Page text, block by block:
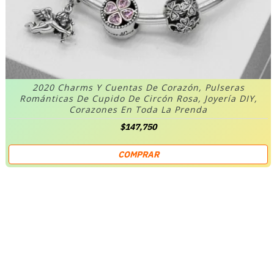
2020 Charms Y Cuentas De Corazón, Pulseras
Románticas De Cupido De Circón Rosa, Joyería DIY,
Corazones En Toda La Prenda
$147,750
COMPRAR